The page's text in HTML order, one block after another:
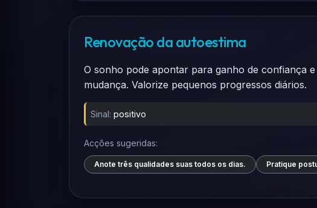
Renovação da autoestima
O sonho pode apontar para ganho de confiança
mudança. Valorize pequenos progressos diários.
Sinal: positivo
Acções sugeridas:
Anote três qualidades suas todos os dias. Pratique